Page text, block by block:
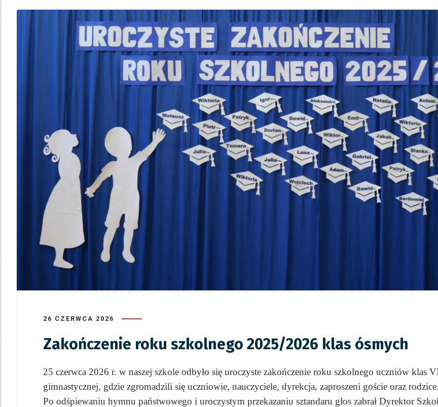
26 CZERWCA 2026
Zakończenie roku szkolnego 2025/2026 klas ósmych
25 czerwca 2026 r. w naszej szkole odbyło się uroczyste zakończenie roku szkolnego uczniów klas
gimnastycznej, gdzie zgromadzili się uczniowie, nauczyciele, dyrekcja, zaproszeni goście oraz rodzice.
Po odśpiewaniu hymnu państwowego i uroczystym przekazaniu sztandaru głos zabrał Dyrektor